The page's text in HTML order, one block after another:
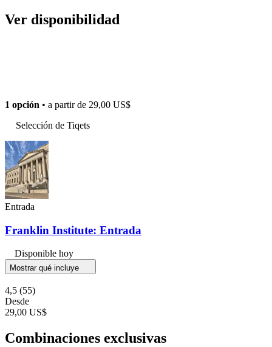
Ver disponibilidad
1 opción • a partir de 29,00 US$
Selección de Tiqets
Entrada
Franklin Institute: Entrada
Disponible hoy
Mostrar qué incluye
4,5 (55)
Desde
29,00 US$
Combinaciones exclusivas